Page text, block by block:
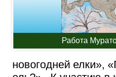
Работа
новогодней елки»,